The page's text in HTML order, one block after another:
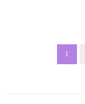
1